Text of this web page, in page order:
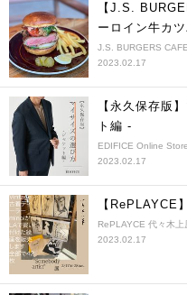
【J.S.
ーロイン牛カ
J.S. BURGERS CAFE
2023.02.17
【永久保存版
ト編 -
EDIFICE Online Store
2023.02.17
【RePLAYCE
RePLAYCE 代々木上
2023.02.17